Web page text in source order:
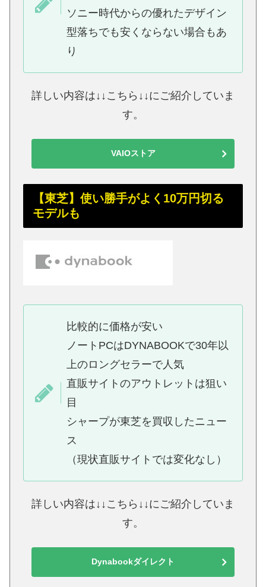
ソニー時代からの優れたデザイン
型落ちでも安くならない場合もあ
り
詳しい内容は↓↓こちら↓↓にご紹介していま
す。
VAIOストア
【東芝】使い勝手がよく10万円切る
モデルも
比較的に価格が安い
ノートPCはDYNABOOKで30年以
上のロングセラーで人気
直販サイトのアウトレットは狙い
目
シャープが東芝を買収したニュー
ス
（現状直販サイトでは変化なし）
詳しい内容は↓↓こちら↓↓にご紹介していま
す。
Dynabookダイレクト